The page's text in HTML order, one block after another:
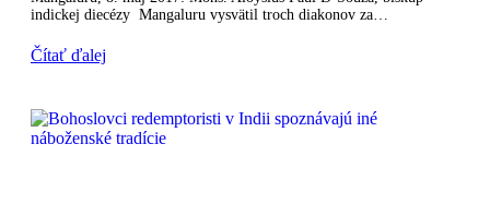
indickej diecézy Mangaluru vysvätil troch diakonov za…
Čítať ďalej